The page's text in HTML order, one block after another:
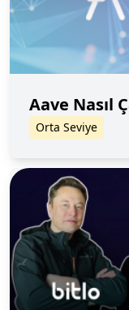
Aave Nasıl
Orta Seviye